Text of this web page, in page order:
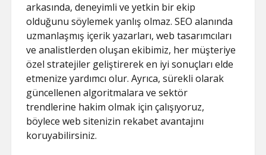
arkasında, deneyimli ve yetkin bir ekip
olduğunu söylemek yanlış olmaz. SEO alanında
uzmanlaşmış içerik yazarları, web tasarımcıları
ve analistlerden oluşan ekibimiz, her müşteriye
özel stratejiler geliştirerek en iyi sonuçları elde
etmenize yardımcı olur. Ayrıca, sürekli olarak
güncellenen algoritmalara ve sektör
trendlerine hakim olmak için çalışıyoruz,
böylece web sitenizin rekabet avantajını
koruyabilirsiniz.